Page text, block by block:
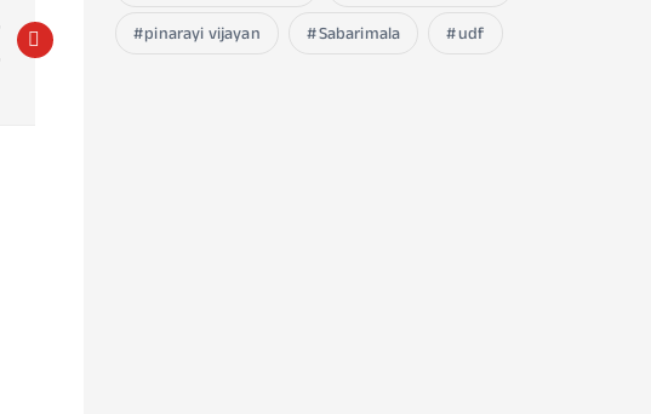
pinarayi vijayan
Sabarimala udf